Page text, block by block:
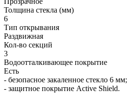
Толщина стекла (мм)
6
Тип открывания
Раздвижная
Кол-во секций
3
Водоотталкивающее покрытие
Есть
- безопасное закаленное стекло 6 мм;
- защитное покрытие Active Shield.